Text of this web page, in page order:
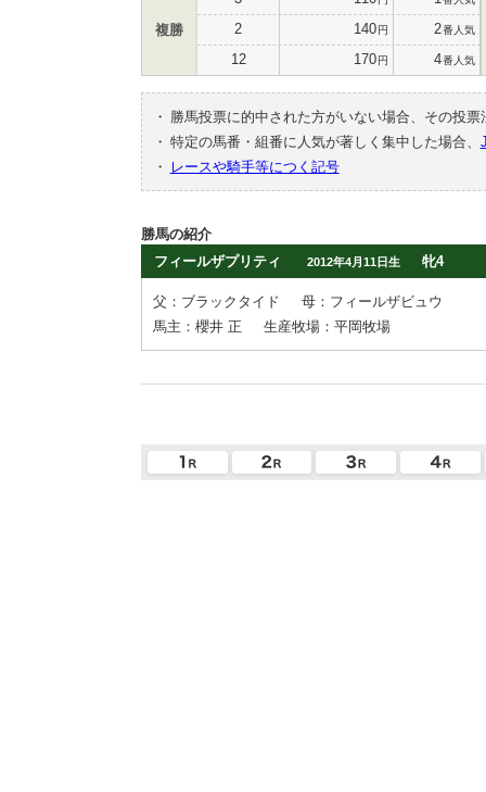
複勝 2 140円 2番人気
12 170円 4番人気
・
勝馬投票に的中された方がいない場合、その投
・ 特定の馬番・組番に人気が著しく集中した場合、
・
レースや騎手等につく記号
勝馬の紹介
フィールザプリティ
2012年4月11日生 牝4
父：ブラックタイド
母：フィールザビュウ
馬主：櫻井 正
生産牧場：平岡牧場